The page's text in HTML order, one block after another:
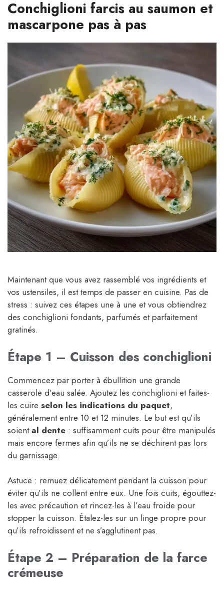
Conchiglioni farcis au saumon et
mascarpone pas à pas
Maintenant que vous avez rassemblé vos ingrédients et
vos ustensiles, il est temps de passer en cuisine. Pas de
stress : suivez ces étapes une à une et vous obtiendrez
des conchiglioni fondants, parfumés et parfaitement
gratinés.
Étape 1 – Cuisson des conchiglioni
Commencez par porter à ébullition une grande
casserole d’eau salée. Ajoutez les conchiglioni et faites-
les cuire selon les indications du paquet,
généralement entre 10 et 12 minutes. Le but est qu’ils
soiental dente : suffisamment cuits pour être manipulés
mais encore fermes afin qu’ils ne se déchirent pas lors
du garnissage.
Astuce : remuez délicatement pendant la cuisson pour
éviter qu’ils ne collent entre eux. Une fois cuits, égouttez-
les avec précaution et rincez-les à l’eau froide pour
stopper la cuisson. Étalez-les sur un linge propre pour
qu’ils refroidissent et ne s’agglutinent pas.
Étape 2 – Préparation de la farce
crémeuse